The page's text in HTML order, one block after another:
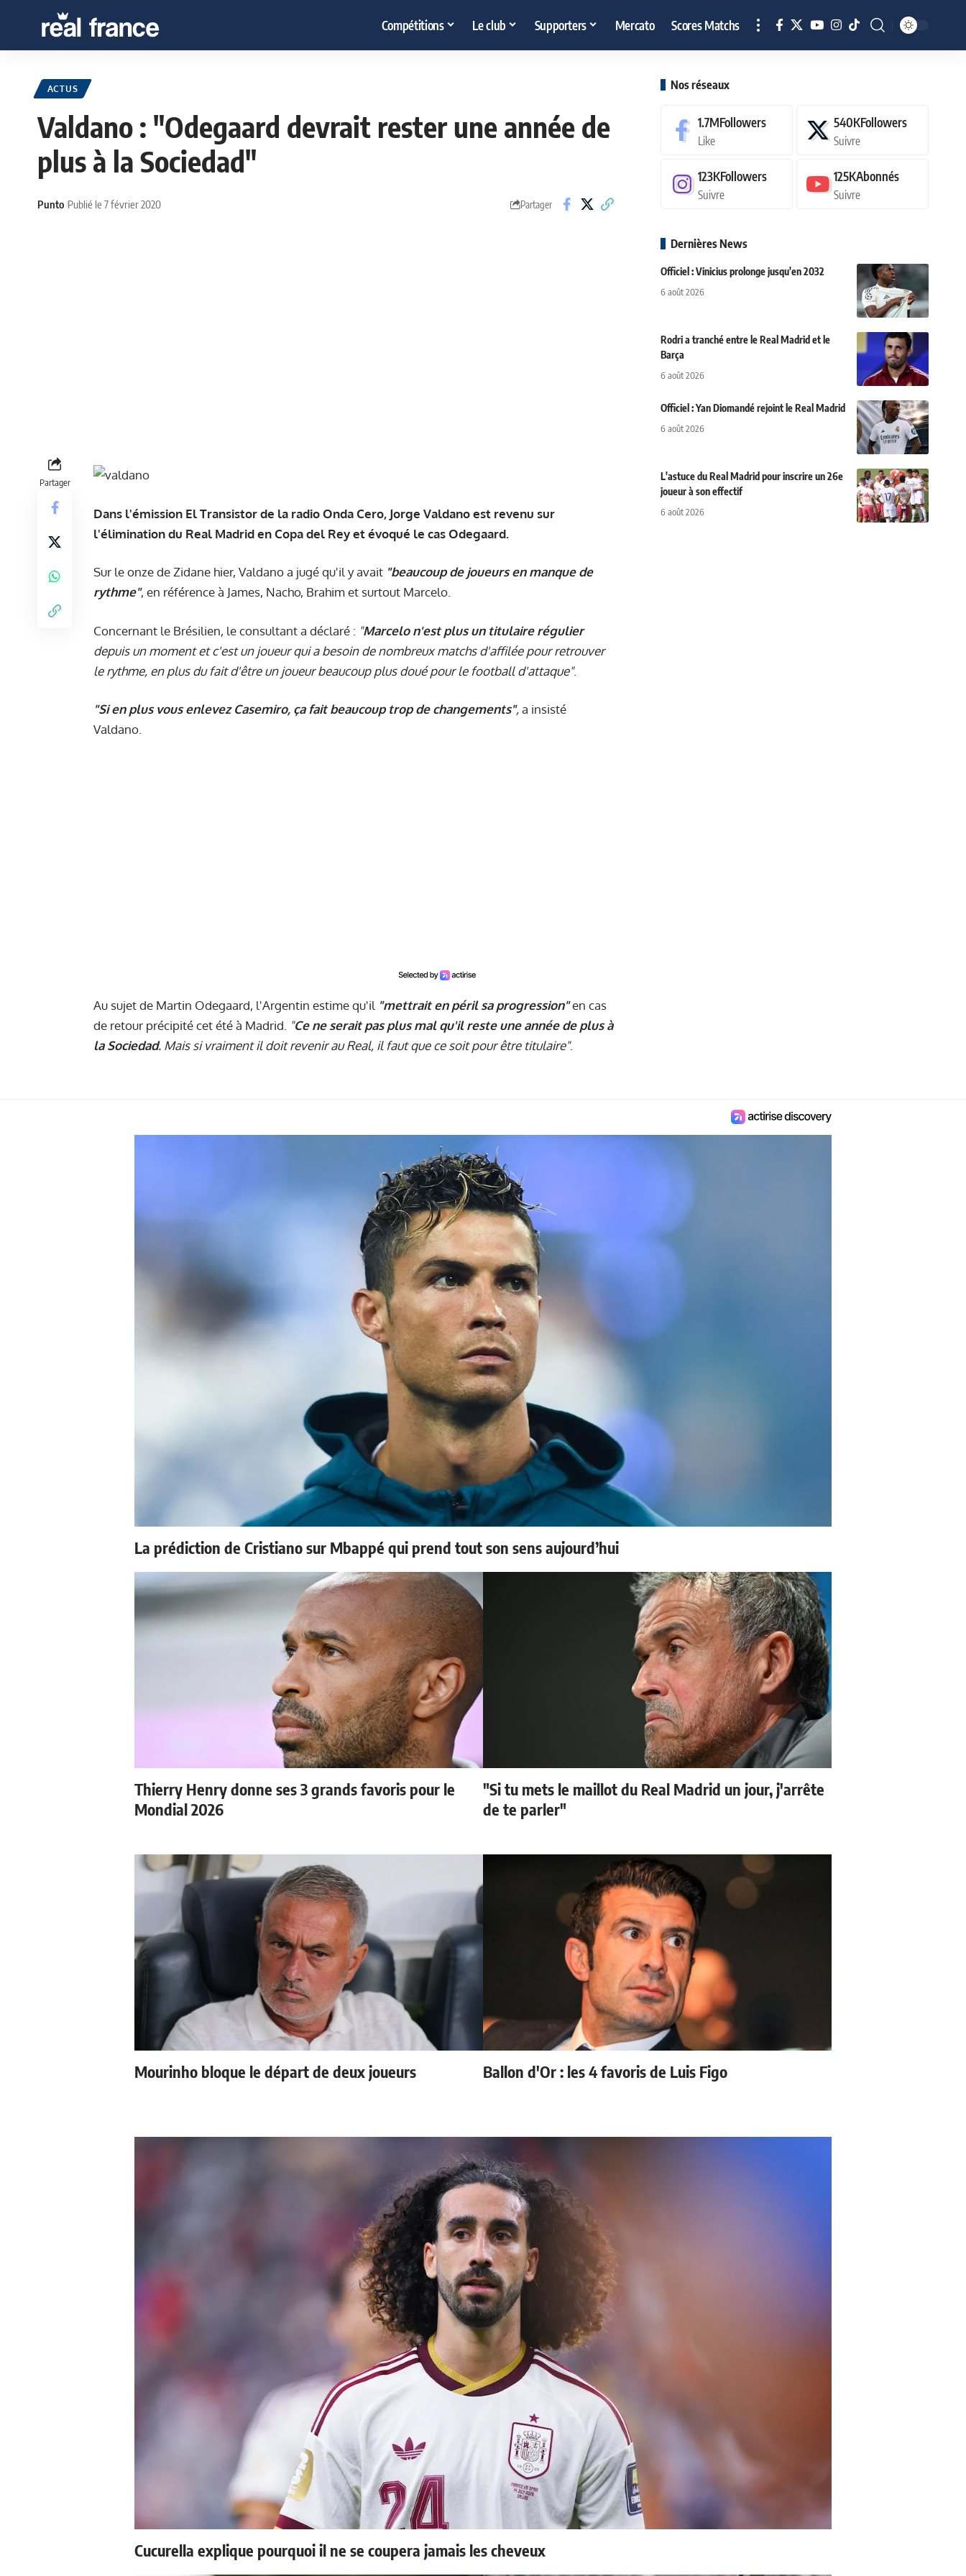
Compétitions Le club Supporters Mercato Scores Matchs
ACTUS
Valdano : "Odegaard devrait rester une année de
plus à la Sociedad"
Punto Publié le 7 février 2020 Partager
Partager
Dans l'émission El Transistor de la radio Onda Cero, Jorge Valdano est revenu sur
l'élimination du Real Madrid en Copa del Rey et évoqué le cas Odegaard.
Sur le onze de Zidane hier, Valdano a jugé qu'il y avait "beaucoup de joueurs en manque de
rythme", en référence à James, Nacho, Brahim et surtout Marcelo.
Concernant le Brésilien, le consultant a déclaré : "Marcelo n'est plus un titulaire régulier
depuis un moment et c'est un joueur qui a besoin de nombreux matchs d'affilée pour retrouver
le rythme, en plus du fait d'être un joueur beaucoup plus doué pour le football d'attaque".
"Si en plus vous enlevez Casemiro, ça fait beaucoup trop de changements",a insisté
Valdano.
Au sujet de Martin Odegaard, l'Argentin estime qu'il "mettrait en péril sa progression"en cas
de retour précipité cet été à Madrid. "Ce ne serait pas plus mal qu'il reste une année de plus à
la Sociedad. Mais si vraiment il doit revenir au Real, il faut que ce soit pour être titulaire".
Nos réseaux
1.7MFollowers
Like
540KFollowers
Suivre
123KFollowers
Suivre
125KAbonnés
Suivre
Dernières News
Officiel : Vinicius prolonge jusqu'en 2032
6 août 2026
Rodri a tranché entre le Real Madrid et le
Barça
6 août 2026
Officiel : Yan Diomandé rejoint le Real Madrid
6 août 2026
L'astuce du Real Madrid pour inscrire un 26e
joueur à son effectif
6 août 2026
La prédiction de Cristiano sur Mbappé qui prend tout son sens aujourd’hui
Thierry Henry donne ses 3 grands favoris pour le
Mondial 2026
"Si tu mets le maillot du Real Madrid un jour, j'arrête
de te parler"
Mourinho bloque le départ de deux joueurs Ballon d'Or : les 4 favoris de Luis Figo
Cucurella explique pourquoi il ne se coupera jamais les cheveux